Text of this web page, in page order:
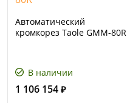
Автоматический
кромкорез Taole GMM-80R
В наличии
1 106 154 ₽